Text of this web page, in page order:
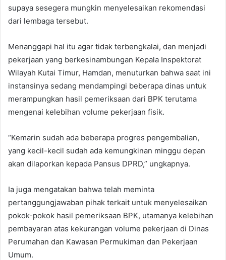
supaya sesegera mungkin menyelesaikan rekomendasi
dari lembaga tersebut.
Menanggapi hal itu agar tidak terbengkalai, dan menjadi
pekerjaan yang berkesinambungan Kepala Inspektorat
Wilayah Kutai Timur, Hamdan, menuturkan bahwa saat ini
instansinya sedang mendampingi beberapa dinas untuk
merampungkan hasil pemeriksaan dari BPK terutama
mengenai kelebihan volume pekerjaan fisik.
“Kemarin sudah ada beberapa progres pengembalian,
yang kecil-kecil sudah ada kemungkinan minggu depan
akan dilaporkan kepada Pansus DPRD,” ungkapnya.
Ia juga mengatakan bahwa telah meminta
pertanggungjawaban pihak terkait untuk menyelesaikan
pokok-pokok hasil pemeriksaan BPK, utamanya kelebihan
pembayaran atas kekurangan volume pekerjaan di Dinas
Perumahan dan Kawasan Permukiman dan Pekerjaan
Umum.